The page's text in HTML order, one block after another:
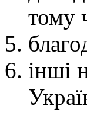
тому
інші